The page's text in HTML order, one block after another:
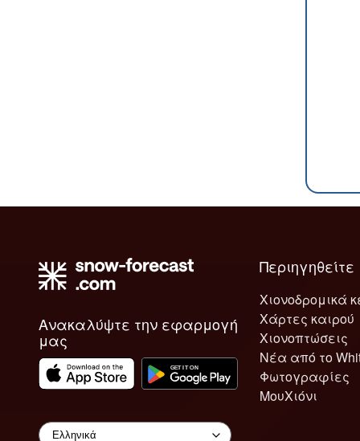
Ανακαλύψτε την εφαρμογή
μας
Περιηγηθείτε
Χιονοδρομικά
Χάρτες καιρού
Χιονοπτώσεις
Νέα από το
Φωτογραφίες
ΜουΧιόνι